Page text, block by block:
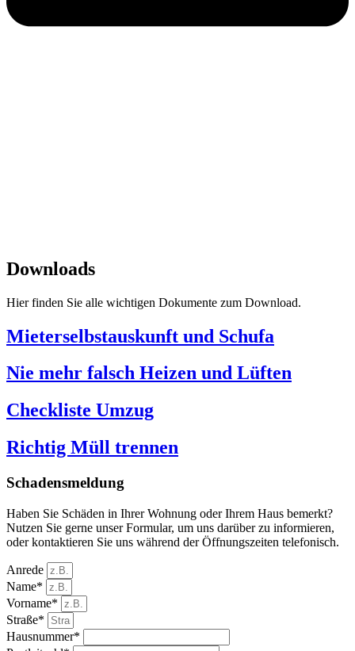
Downloads
Hier finden Sie alle wichtigen Dokumente zum Download.
Mieterselbstauskunft und Schufa
Nie mehr falsch Heizen und Lüften
Checkliste Umzug
Richtig Müll trennen
Schadensmeldung
Haben Sie Schäden in Ihrer Wohnung oder Ihrem Haus bemerkt?
Nutzen Sie gerne unser Formular, um uns darüber zu informieren,
oder kontaktieren Sie uns während der Öffnungszeiten telefonisch.
Anrede
Name*
Vorname*
Straße*
Hausnummer*